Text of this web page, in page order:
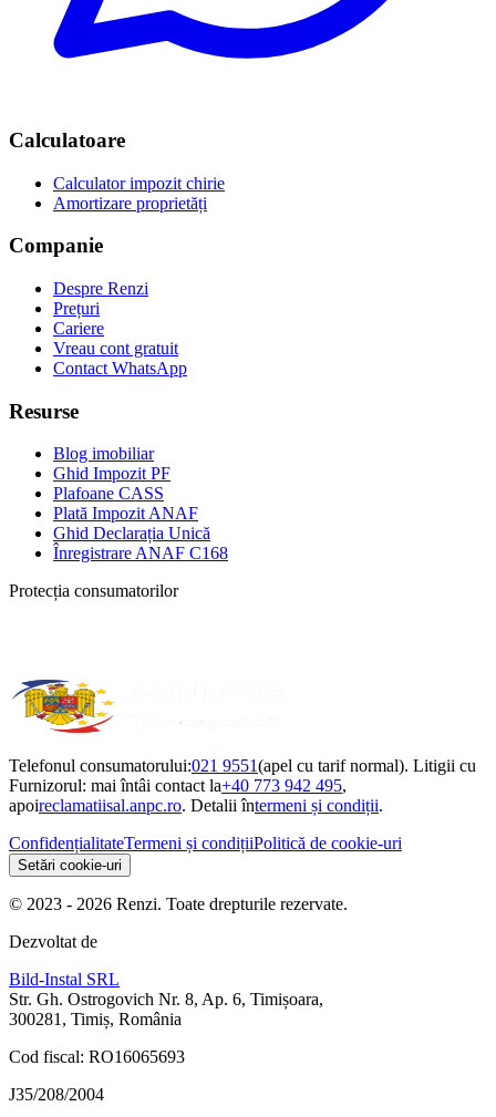
Calculatoare
Calculator impozit chirie
Amortizare proprietăți
Companie
Despre Renzi
Prețuri
Cariere
Vreau cont gratuit
Contact WhatsApp
Resurse
Blog imobiliar
Ghid Impozit PF
Plafoane CASS
Plată Impozit ANAF
Ghid Declarația Unică
Înregistrare ANAF C168
Protecția consumatorilor
Telefonul consumatorului:021 9551(apel cu tarif normal). Litigii cu
Furnizorul: mai întâi contact la+40 773 942 495,
apoireclamatiisal.anpc.ro. Detalii întermeni și condiții.
ConfidențialitateTermeni și condițiiPolitică de cookie-uri
Setări cookie-uri
© 2023 - 2026 Renzi. Toate drepturile rezervate.
Dezvoltat de
Bild-Instal SRL
Str. Gh. Ostrogovich Nr. 8, Ap. 6, Timișoara,
300281, Timiș, România
Cod fiscal: RO16065693
J35/208/2004